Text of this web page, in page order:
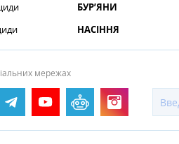
БУР’ЯНИ
НАСІННЯ
мережах